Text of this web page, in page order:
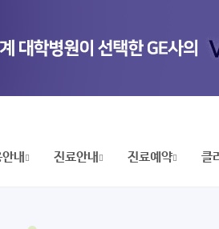
내 진료안내 진료예약 클